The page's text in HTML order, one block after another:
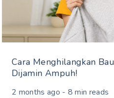
Cara Menghilangkan
Dijamin Ampuh!
2 months ago - 8 min reads